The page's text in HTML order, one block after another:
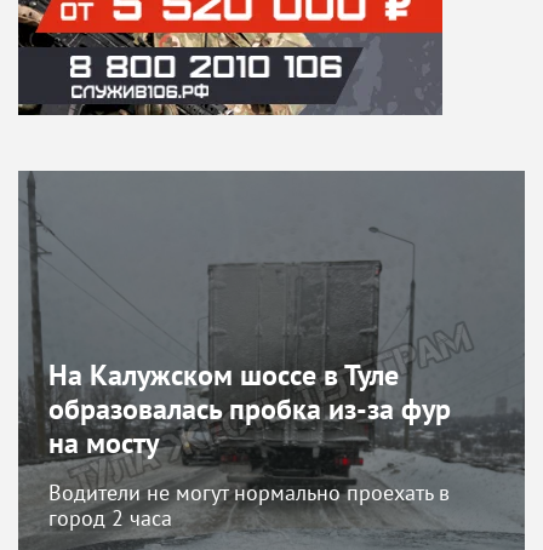
На Калужском шоссе в Туле
образовалась пробка из-за фур
на мосту
Водители не могут нормально проехать в
город 2 часа